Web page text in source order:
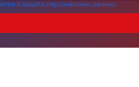
и защиты персональных данных